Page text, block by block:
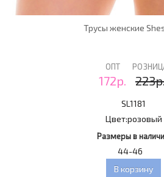
Трусы женские
ОПТ
172р.
SL1181
Цвет:розовый
Размеры в
44-46
В корзину